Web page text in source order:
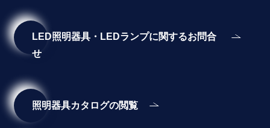
LED照明器具・LEDランプに関するお問合
せ
照明器具カタログの閲覧